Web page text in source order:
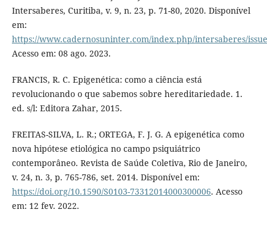
Intersaberes, Curitiba, v. 9, n. 23, p. 71-80, 2020. Disponível
em:
https://www.cadernosuninter.com/index.php/intersaberes/
Acesso em: 08 ago. 2023.
FRANCIS, R. C. Epigenética: como a ciência está
revolucionando o que sabemos sobre hereditariedade. 1.
ed. s/l: Editora Zahar, 2015.
FREITAS-SILVA, L. R.; ORTEGA, F. J. G. A epigenética como
nova hipótese etiológica no campo psiquiátrico
contemporâneo. Revista de Saúde Coletiva, Rio de Janeiro,
v. 24, n. 3, p. 765-786, set. 2014. Disponível em:
https://doi.org/10.1590/S0103-73312014000300006. Acesso
em: 12 fev. 2022.